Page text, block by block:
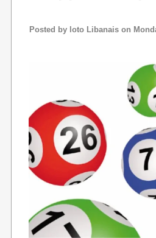
Posted by loto Libanaison